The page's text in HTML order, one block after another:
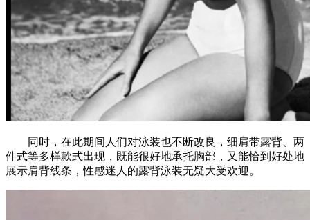
同时，在此期间人们对泳装也不断改良，细肩带露背、两
件式等多样款式出现，既能很好地承托胸部，又能恰到好处地
展示肩背线条，性感迷人的露背泳装无疑大受欢迎。